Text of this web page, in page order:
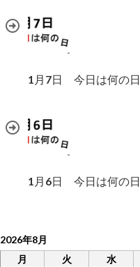
1月7日 今日は何の日
1月6日 今日は何の日
2026年8月
月
火 水